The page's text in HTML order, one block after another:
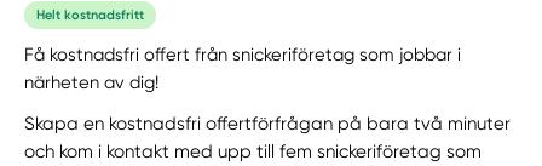
Helt kostnadsfritt
Få kostnadsfri offert från snickeriföretag som jobbar i
närheten av dig!
Skapa en kostnadsfri offertförfrågan på bara två minuter
och kom i kontakt med upp till fem snickeriföretag som